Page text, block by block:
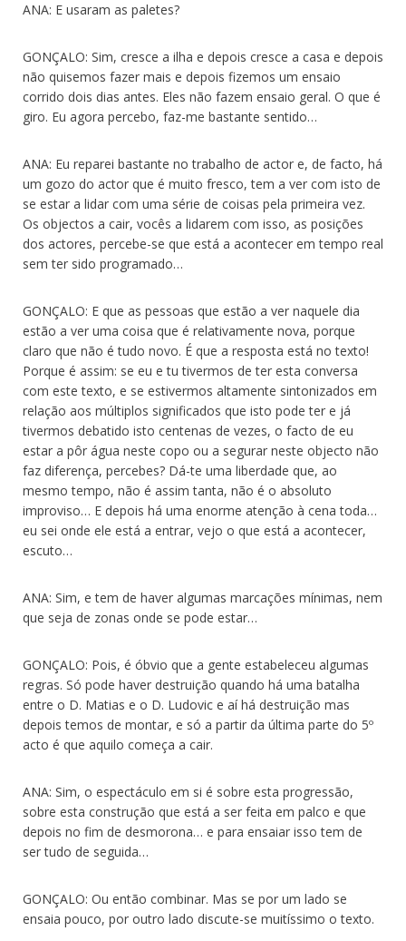
ANA: E usaram as paletes?
GONÇALO: Sim, cresce a ilha e depois cresce a casa e depois
não quisemos fazer mais e depois fizemos um ensaio
corrido dois dias antes. Eles não fazem ensaio geral. O que é
giro. Eu agora percebo, faz-me bastante sentido…
ANA: Eu reparei bastante no trabalho de actor e, de facto, há
um gozo do actor que é muito fresco, tem a ver com isto de
se estar a lidar com uma série de coisas pela primeira vez.
Os objectos a cair, vocês a lidarem com isso, as posições
dos actores, percebe-se que está a acontecer em tempo real
sem ter sido programado…
GONÇALO: E que as pessoas que estão a ver naquele dia
estão a ver uma coisa que é relativamente nova, porque
claro que não é tudo novo. É que a resposta está no texto!
Porque é assim: se eu e tu tivermos de ter esta conversa
com este texto, e se estivermos altamente sintonizados em
relação aos múltiplos significados que isto pode ter e já
tivermos debatido isto centenas de vezes, o facto de eu
estar a pôr água neste copo ou a segurar neste objecto não
faz diferença, percebes? Dá-te uma liberdade que, ao
mesmo tempo, não é assim tanta, não é o absoluto
improviso… E depois há uma enorme atenção à cena toda…
eu sei onde ele está a entrar, vejo o que está a acontecer,
escuto…
ANA: Sim, e tem de haver algumas marcações mínimas, nem
que seja de zonas onde se pode estar…
GONÇALO: Pois, é óbvio que a gente estabeleceu algumas
regras. Só pode haver destruição quando há uma batalha
entre o D. Matias e o D. Ludovic e aí há destruição mas
depois temos de montar, e só a partir da última parte do 5º
acto é que aquilo começa a cair.
ANA: Sim, o espectáculo em si é sobre esta progressão,
sobre esta construção que está a ser feita em palco e que
depois no fim de desmorona… e para ensaiar isso tem de
ser tudo de seguida…
GONÇALO: Ou então combinar. Mas se por um lado se
ensaia pouco, por outro lado discute-se muitíssimo o texto.